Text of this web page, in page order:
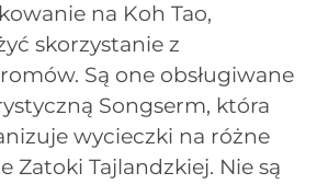
na Koh Tao,
skorzystanie z
Są one obsługiwane
Songserm, która
wycieczki na różne
Zatoki Tajlandzkiej. Nie są